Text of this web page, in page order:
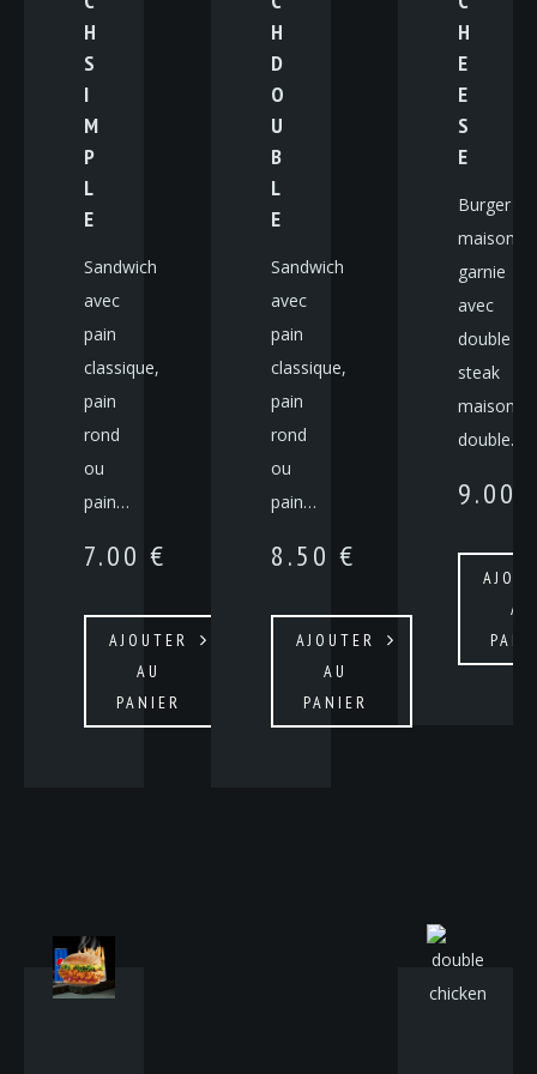
H
E
E
S
E
Burger
maison
garnie
avec
double
steak
maison,
double…
9.00
AU
H
S
I
M
P
L
E
Sandwich
avec
pain
classique,
pain
rond
ou
pain…
7.00 €
AJOUTER
AU
PANIER
H
D
O
U
B
L
E
Sandwich
avec
pain
classique,
pain
rond
ou
pain…
8.50€
AJOUTER
AU
PANIER